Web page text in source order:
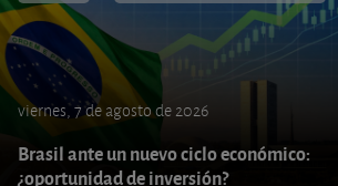
viernes, 7 de agosto de 2026
Brasil ante un nuevo ciclo económico:
¿oportunidad de inversión?